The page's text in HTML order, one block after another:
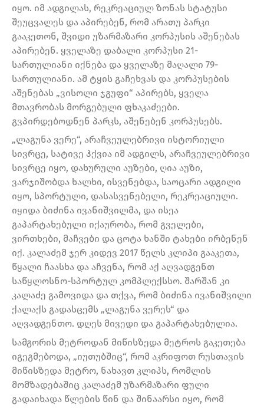
იყო. იმ ადგილას, რეკრეაციულ ზონას სტატუსი
შეუცვალეს და აპირებენ, რომ არათუ პარკი
გააკეთონ, შვიდი უზარმაზარი კორპუსის აშენებას
აპირებენ. ყველაზე დაბალი კორპუსი 21-
სართულიანი იქნება და ყველაზე მაღალი 79-
სართულიანი. ამ ტყის გაჩეხვას და კორპუსების
აშენებას „ვისოლი ჯგუფი“ აპირებს, ყველა
მთავრობას მორგებული ფხაკაძეები.
გვპირდებოდნენ პარკს, აშენებენ კორპუსებს.
„ლაგუნა ვერე“, არაჩვეულებრივი ისტორიული
სივრცე, სატივე ჰქვია იმ ადგილს, არაჩვეულებრივი
სივრცე იყო, დახურული აუზები, ღია აუზი,
ვარჯიშობდა ხალხი, ისვენებდა, საოცარი ადგილი
იყო, სპორტული, დასასვენებელი, რეკრეაციული.
იყიდა ბიძინა ივანიშვილმა, და ისეა
გაპარტახებული იქაურობა, რომ გველები,
ვირთხები, მაჩვები და ცოტა ხანში ტახები ირბენენ
იქ. კალაძემ ჯერ კიდევ 2017 წელს კლიპი გააკეთა,
წყალი ჩაასხა და აჩვენა, რომ აქ აღვადგენთ
საწყლოსნო-სპორტულ კომპლექსსო. შარშან კი
კალაძე გამოვიდა და თქვა, რომ ბიძინა ივანიშვილი
ქალაქს გადასცემს „ლაგუნა ვერეს“ და
აღვადგენთო. დღეს მივედი და გაპარტახებულია.
სამგორის მეტროდან მიწისზედა მეტროს გაკეთება
იგეგმებოდა, „იუთუბშიც“, რომ აკრიფოთ რუსთავის
მიწისზედა მეტრო, ნახავთ კლიპს, რომლის
მომზადებაშიც კალაძემ უზარმაზარი ფული
გადაიხადა წლების წინ და შინაარსი იყო, რომ